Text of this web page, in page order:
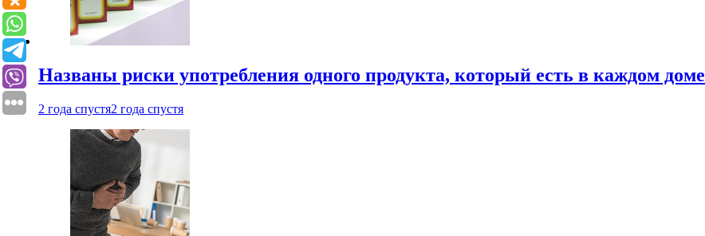
Названы риски употребления одного продукта, который есть в каждом доме
2 года спустя2 года спустя